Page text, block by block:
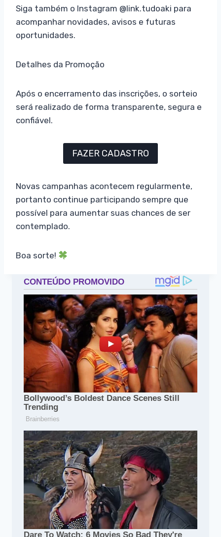
Siga também o Instagram @link.tudoaki para
acompanhar novidades, avisos e futuras
oportunidades.
Detalhes da Promoção
Após o encerramento das inscrições, o sorteio
será realizado de forma transparente, segura e
confiável.
FAZER CADASTRO
Novas campanhas acontecem regularmente,
portanto continue participando sempre que
possível para aumentar suas chances de ser
contemplado.
Boa sorte!